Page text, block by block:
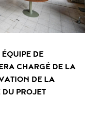
DE
CHARGÉ DE LA
DE LA
DU PROJET